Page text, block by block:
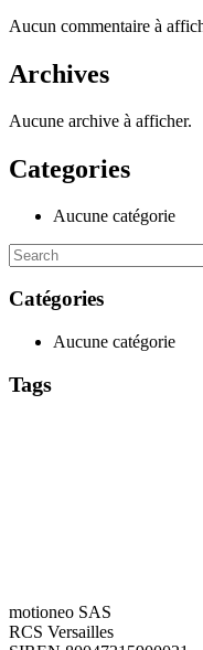
Aucun commentaire à
Archives
Aucune archive à afficher.
Categories
Aucune catégorie
Catégories
Aucune catégorie
Tags
motioneo SAS
RCS Versailles